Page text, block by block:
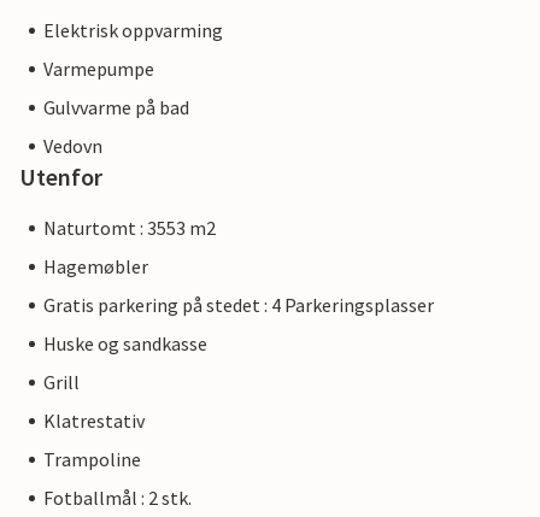
Elektrisk oppvarming
Varmepumpe
Gulvvarme på bad
Vedovn
Utenfor
Naturtomt : 3553 m2
Hagemøbler
Gratis parkering på stedet : 4 Parkeringsplasser
Huske og sandkasse
Grill
Klatrestativ
Trampoline
Fotballmål : 2 stk.